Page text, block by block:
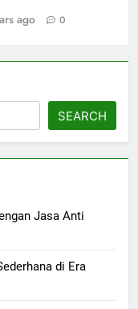
ago 0
SEARCH
Jasa Anti
di Era